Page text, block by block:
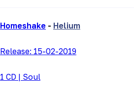
Homeshake - Helium
Release: 15-02-2019
1 CD | Soul